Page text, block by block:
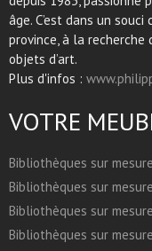
âge. C’est dans un
province, à la
objets d’art.
Plus d'infos :
VOTRE
Bibliothèques sur
Bibliothèques sur
Bibliothèques sur
Bibliothèques sur